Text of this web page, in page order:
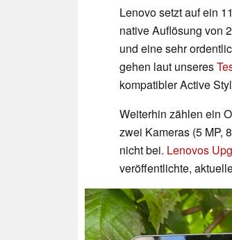
Lenovo setzt auf ein
native Auflösung von
und eine sehr
gehen laut unseres
kompatibler Active
Weiterhin zählen ein
zwei Kameras (5 MP,
nicht bei. Lenovos
veröffentlichte,